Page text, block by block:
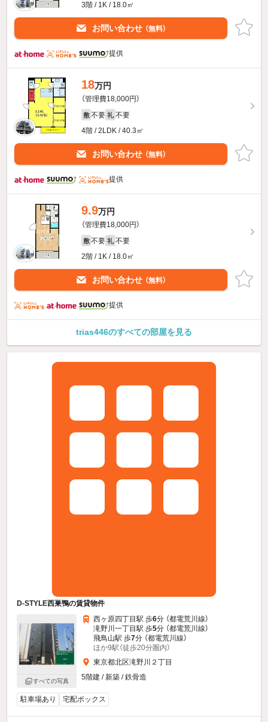
3階 / 1K / 18.0㎡
お問い合わせ （無料）
提供
18万円
（管理費18,000円）
敷 不要 礼 不要
4階 / 2LDK / 40.3㎡
お問い合わせ （無料）
提供
9.9万円
（管理費18,000円）
敷 不要 礼 不要
2階 / 1K / 18.0㎡
お問い合わせ （無料）
提供
trias446のすべての部屋を見る
D-STYLE西巣鴨の賃貸物件
すべての写真
西ヶ原四丁目駅 歩6分 （都電荒川線）
滝野川一丁目駅 歩5分 （都電荒川線）
飛鳥山駅 歩7分 （都電荒川線）
ほか9駅（徒歩20分圏内）
東京都北区滝野川２丁目
5階建 / 新築 / 鉄骨造
駐車場あり 宅配ボックス